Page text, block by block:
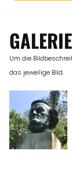
GALERIE
Um die
das jeweilige Bild.